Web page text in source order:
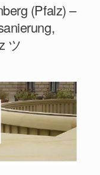
(Pfalz) –
ツ